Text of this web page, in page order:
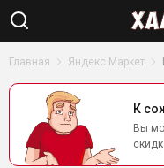
Главная Яндекс Маркет
К
Вы